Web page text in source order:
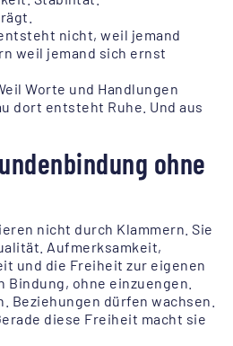
nicht, weil jemand
weil jemand sich ernst
Worte und Handlungen
dort entsteht Ruhe. Und aus
ohne
nicht durch Klammern. Sie
Aufmerksamkeit,
und die Freiheit zur eigenen
ohne einzuengen.
Beziehungen dürfen wachsen.
diese Freiheit macht sie